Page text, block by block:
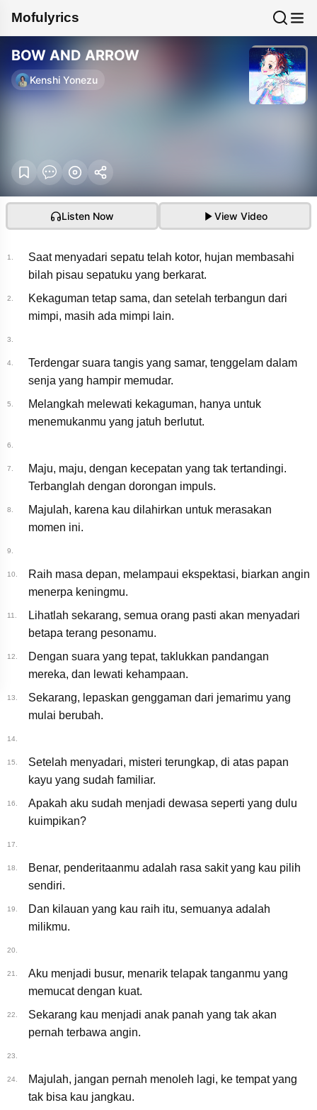
Mofulyrics
BOW AND ARROW
Kenshi Yonezu
Listen Now View Video
米津玄師 Kenshi
Yonezu - BOW AND
ARROW
1.
Saat menyadari sepatu telah kotor, hujan membasahi
bilah pisau sepatuku yang berkarat.
2.
Kekaguman tetap sama, dan setelah terbangun dari
mimpi, masih ada mimpi lain.
3.
4.
Terdengar suara tangis yang samar, tenggelam dalam
senja yang hampir memudar.
5.
Melangkah melewati kekaguman, hanya untuk
menemukanmu yang jatuh berlutut.
6.
7.
Maju, maju, dengan kecepatan yang tak tertandingi.
Terbanglah dengan dorongan impuls.
8.
Majulah, karena kau dilahirkan untuk merasakan
momen ini.
9.
10.
Raih masa depan, melampaui ekspektasi, biarkan angin
menerpa keningmu.
11.
Lihatlah sekarang, semua orang pasti akan menyadari
betapa terang pesonamu.
12.
Dengan suara yang tepat, taklukkan pandangan
mereka, dan lewati kehampaan.
13.
Sekarang, lepaskan genggaman dari jemarimu yang
mulai berubah.
14.
15.
Setelah menyadari, misteri terungkap, di atas papan
kayu yang sudah familiar.
16.
Apakah aku sudah menjadi dewasa seperti yang dulu
kuimpikan?
17.
18.
Benar, penderitaanmu adalah rasa sakit yang kau pilih
sendiri.
19.
Dan kilauan yang kau raih itu, semuanya adalah
milikmu.
20.
21.
Aku menjadi busur, menarik telapak tanganmu yang
memucat dengan kuat.
22.
Sekarang kau menjadi anak panah yang tak akan
pernah terbawa angin.
23.
24.
Majulah, jangan pernah menoleh lagi, ke tempat yang
tak bisa kau jangkau.